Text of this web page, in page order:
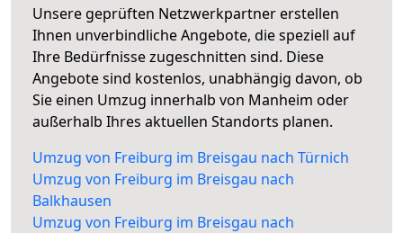
Unsere geprüften Netzwerkpartner erstellen
Ihnen unverbindliche Angebote, die speziell auf
Ihre Bedürfnisse zugeschnitten sind. Diese
Angebote sind kostenlos, unabhängig davon, ob
Sie einen Umzug innerhalb von Manheim oder
außerhalb Ihres aktuellen Standorts planen.
Umzug von Freiburg im Breisgau nach Türnich
Umzug von Freiburg im Breisgau nach
Balkhausen
Umzug von Freiburg im Breisgau nach